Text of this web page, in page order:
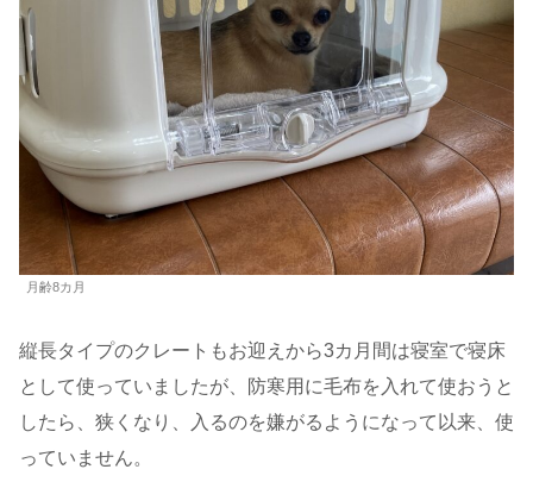
月齢8カ月
縦長タイプのクレートもお迎えから3カ月間は寝室で寝床
として使っていましたが、防寒用に毛布を入れて使おうと
したら、狭くなり、入るのを嫌がるようになって以来、使
っていません。